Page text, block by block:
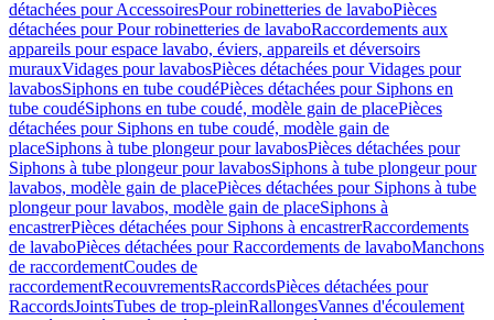
détachées pour AccessoiresPour robinetteries de lavaboPièces
détachées pour Pour robinetteries de lavaboRaccordements aux
appareils pour espace lavabo, éviers, appareils et déversoirs
murauxVidages pour lavabosPièces détachées pour Vidages pour
lavabosSiphons en tube coudéPièces détachées pour Siphons en
tube coudéSiphons en tube coudé, modèle gain de placePièces
détachées pour Siphons en tube coudé, modèle gain de
placeSiphons à tube plongeur pour lavabosPièces détachées pour
Siphons à tube plongeur pour lavabosSiphons à tube plongeur pour
lavabos, modèle gain de placePièces détachées pour Siphons à tube
plongeur pour lavabos, modèle gain de placeSiphons à
encastrerPièces détachées pour Siphons à encastrerRaccordements
de lavaboPièces détachées pour Raccordements de lavaboManchons
de raccordementCoudes de
raccordementRecouvrementsRaccordsPièces détachées pour
RaccordsJointsTubes de trop-pleinRallongesVannes d'écoulement